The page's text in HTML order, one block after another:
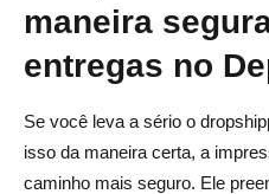
maneira
entregas no
Se você leva a sério o
isso da maneira certa, a
caminho mais seguro. Ele